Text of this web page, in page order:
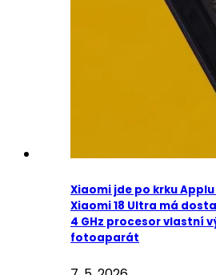
Xiaomi jde po krku
Xiaomi 18 Ultra má
4 GHz procesor vlastní
fotoaparát